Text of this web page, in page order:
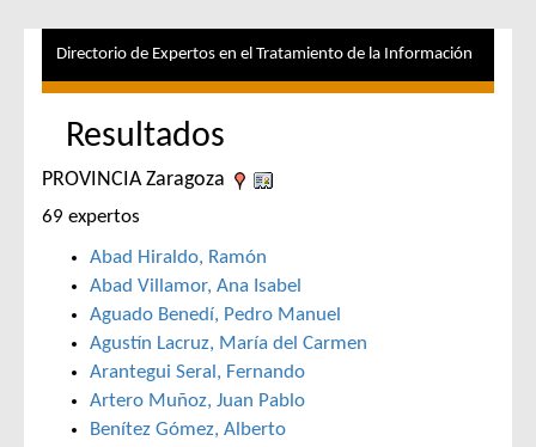
Directorio de Expertos en el Tratamiento de la Información
Resultados
PROVINCIA Zaragoza
69 expertos
Abad Hiraldo, Ramón
Abad Villamor, Ana Isabel
Aguado Benedí, Pedro Manuel
Agustín Lacruz, María del Carmen
Arantegui Seral, Fernando
Artero Muñoz, Juan Pablo
Benítez Gómez, Alberto